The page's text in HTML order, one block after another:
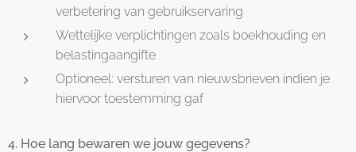
verbetering van gebruikservaring
Wettelijke verplichtingen zoals boekhouding en
belastingaangifte
Optioneel: versturen van nieuwsbrieven indien je
hiervoor toestemming gaf
4. Hoe lang bewaren we jouw gegevens?